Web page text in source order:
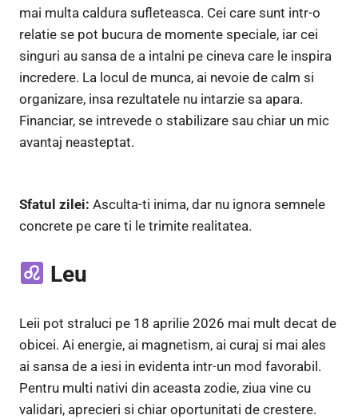
mai multa caldura sufleteasca. Cei care sunt intr-o
relatie se pot bucura de momente speciale, iar cei
singuri au sansa de a intalni pe cineva care le inspira
incredere. La locul de munca, ai nevoie de calm si
organizare, insa rezultatele nu intarzie sa apara.
Financiar, se intrevede o stabilizare sau chiar un mic
avantaj neasteptat.
Sfatul zilei: Asculta-ti inima, dar nu ignora semnele
concrete pe care ti le trimite realitatea.
Leu
Leii pot straluci pe 18 aprilie 2026 mai mult decat de
obicei. Ai energie, ai magnetism, ai curaj si mai ales
ai sansa de a iesi in evidenta intr-un mod favorabil.
Pentru multi nativi din aceasta zodie, ziua vine cu
validari, aprecieri si chiar oportunitati de crestere.